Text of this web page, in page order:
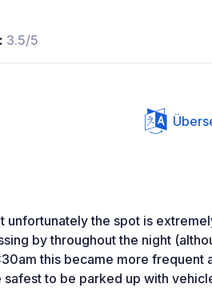
3.5/5
unfortunately the spot is
by throughout the night
this became more frequent
to be parked up with